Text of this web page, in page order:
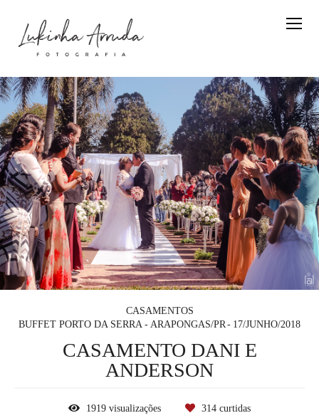
CASAMENTOS
BUFFET PORTO DA SERRA - ARAPONGAS/PR
17/JUNHO/2018
CASAMENTO DANI E
ANDERSON
1919 visualizações 314 curtidas